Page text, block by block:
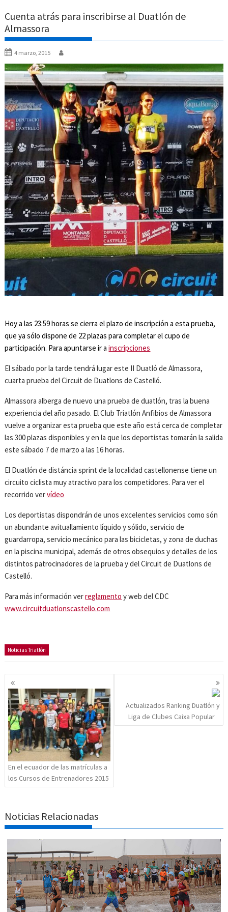
Cuenta atrás para inscribirse al Duatlón de
Almassora
4 marzo, 2015
Hoy a las 23:59 horas se cierra el plazo de inscripción a esta prueba,
que ya sólo dispone de 22 plazas para completar el cupo de
participación. Para apuntarse ir ainscripciones
El sábado por la tarde tendrá lugar este II Duatló de Almassora,
cuarta prueba del Circuit de Duatlons de Castelló.
Almassora alberga de nuevo una prueba de duatlón, tras la buena
experiencia del año pasado. El Club Triatlón Anfibios de Almassora
vuelve a organizar esta prueba que este año está cerca de completar
las 300 plazas disponibles y en la que los deportistas tomarán la salida
este sábado 7 de marzo a las 16 horas.
El Duatlón de distáncia sprint de la localidad castellonense tiene un
circuito ciclista muy atractivo para los competidores. Para ver el
recorrido vervídeo
Los deportistas dispondrán de unos excelentes servicios como són
un abundante avituallamiento líquido y sólido, servicio de
guardarropa, servicio mecánico para las bicicletas, y zona de duchas
en la piscina municipal, además de otros obsequios y detalles de los
distintos patrocinadores de la prueba y del Circuit de Duatlons de
Castelló.
Para más información verreglamento y web del CDC
www.circuitduatlonscastello.com
Noticias Triatlón
Navegación
de
entradas
En el ecuador de las matrículas a
los Cursos de Entrenadores 2015
Actualizados Ranking Duatlón y
Liga de Clubes Caixa Popular
Noticias Relacionadas